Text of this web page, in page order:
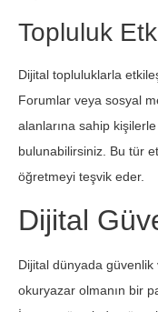
Topluluk
Dijital topluluklarla
Forumlar veya sosyal
alanlarına sahip
bulunabilirsiniz. Bu tür
öğretmeyi teşvik eder.
Dijital
Dijital dünyada güvenlik
okuryazar olmanın bir